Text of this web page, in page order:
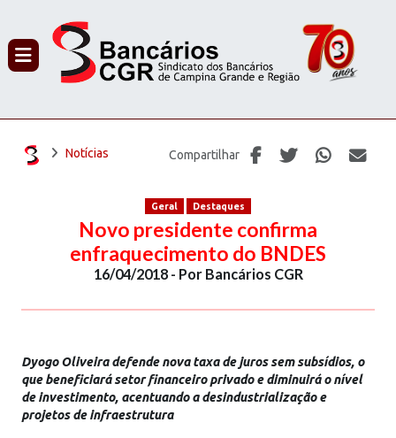
Notícias Compartilhar
Geral Destaques
Novo presidente confirma
enfraquecimento do BNDES
16/04/2018 - Por Bancários CGR
Dyogo Oliveira defende nova taxa de juros sem subsídios, o
que beneficiará setor financeiro privado e diminuirá o nível
de investimento, acentuando a desindustrialização e
projetos de infraestrutura